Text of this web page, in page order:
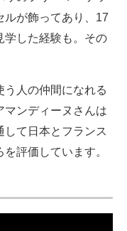
ルが飾ってあり、17
学した経験も。その
人の仲間になれる
マンディーヌさんは
して日本とフランス
評価しています。